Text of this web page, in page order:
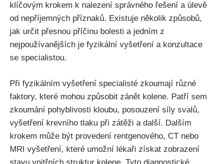
klíčovým krokem k nalezení správného‌ řešení ​a úlevě
od nepříjemných příznaků. Existuje několik způsobů,
jak určit přesnou příčinu bolesti a ‌jedním z
nejpoužívanějších je fyzikální vyšetření‌ a konzultace
se specialistou.
Při fyzikálním vyšetření specialisté zkoumají různé
faktory, které mohou způsobit zánět kolene. Patří sem
zkoumání pohyblivosti kloubu, posouzení‍ síly svalů,
vyšetření krevního tlaku při zátěži⁣ a další. Dalším
krokem‍ může být provedení rentgenového, CT nebo
MRI vyšetření, které umožní⁣ lékaři získat zobrazení
stavu vnitřních struktur kolene. Tyto diagnostické